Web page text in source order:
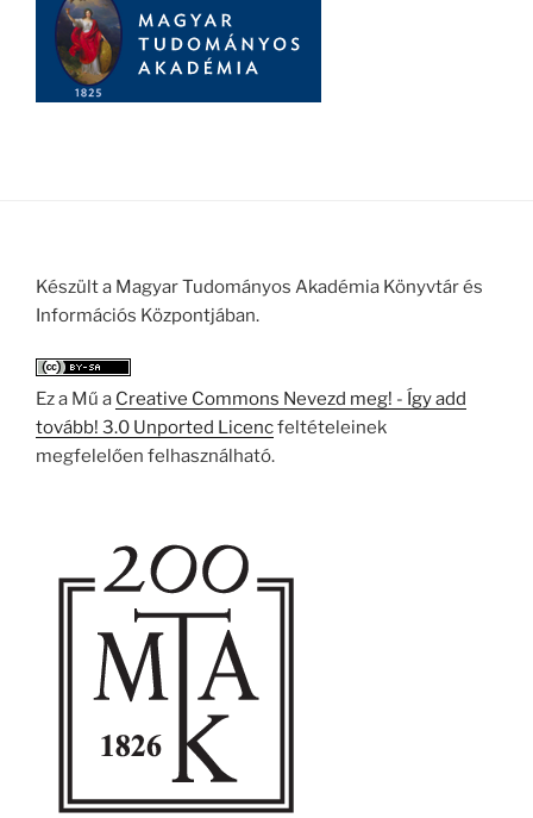
Készült a Magyar Tudományos Akadémia Könyvtár és
Információs Központjában.
Ez a Mű a Creative Commons Nevezd meg! - Így add
tovább! 3.0 Unported Licencfeltételeinek
megfelelően felhasználható.